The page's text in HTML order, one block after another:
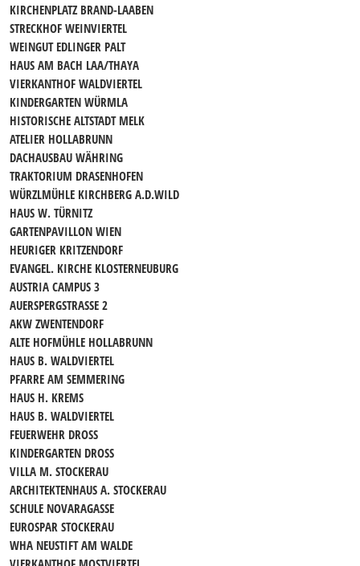
KIRCHENPLATZ BRAND-LAABEN
STRECKHOF WEINVIERTEL
WEINGUT EDLINGER PALT
HAUS AM BACH LAA/THAYA
VIERKANTHOF WALDVIERTEL
KINDERGARTEN WÜRMLA
HISTORISCHE ALTSTADT MELK
ATELIER HOLLABRUNN
DACHAUSBAU WÄHRING
TRAKTORIUM DRASENHOFEN
WÜRZLMÜHLE KIRCHBERG A.D.WILD
HAUS W. TÜRNITZ
GARTENPAVILLON WIEN
HEURIGER KRITZENDORF
EVANGEL. KIRCHE KLOSTERNEUBURG
AUSTRIA CAMPUS 3
AUERSPERGSTRASSE 2
AKW ZWENTENDORF
ALTE HOFMÜHLE HOLLABRUNN
HAUS B. WALDVIERTEL
PFARRE AM SEMMERING
HAUS H. KREMS
HAUS B. WALDVIERTEL
FEUERWEHR DROSS
KINDERGARTEN DROSS
VILLA M. STOCKERAU
ARCHITEKTENHAUS A. STOCKERAU
SCHULE NOVARAGASSE
EUROSPAR STOCKERAU
WHA NEUSTIFT AM WALDE